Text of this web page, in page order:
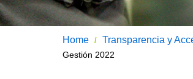
Home / Transparencia y
Gestión 2022